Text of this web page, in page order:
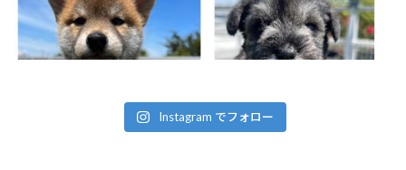
Instagram でフォロー